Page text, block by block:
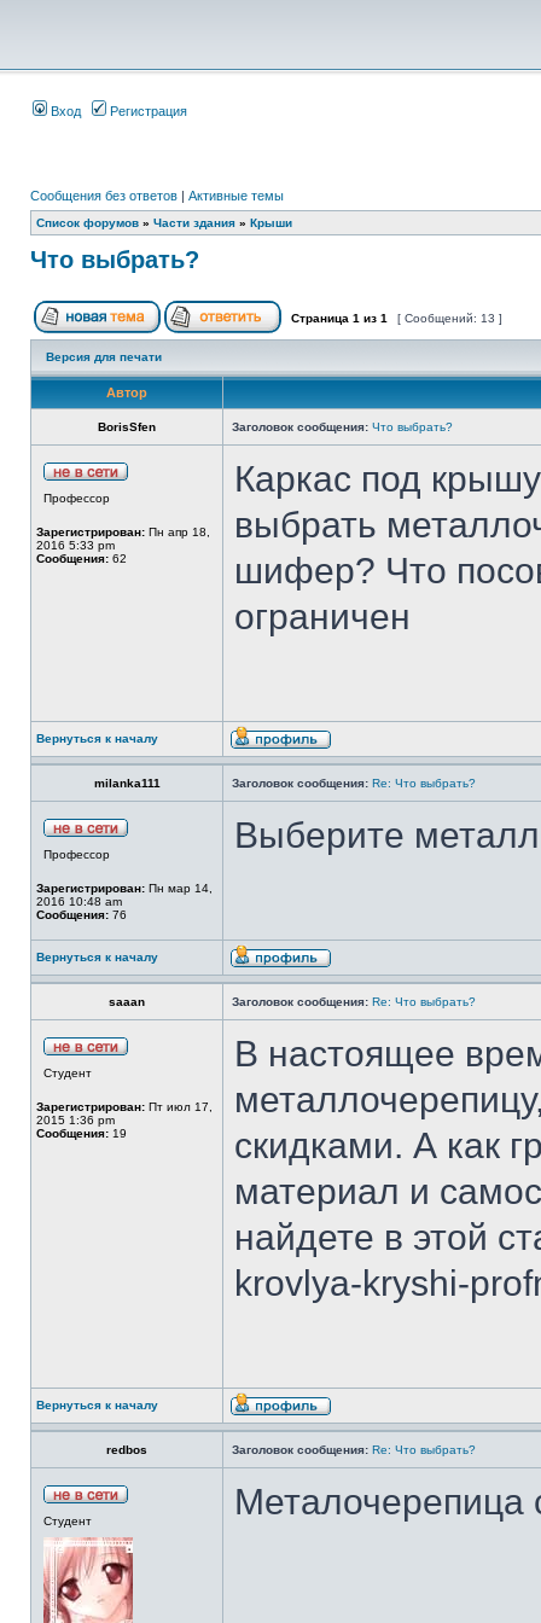
Вход Регистрация
Сообщения без ответов | Активные темы
Список форумов » Части здания » Крыши
Что выбрать?
Страница 1 из 1 [ Сообщений: 13 ]
Версия для печати
Автор
BorisSfen Заголовок сообщения: Что выбрать?
Профессор
Зарегистрирован: Пн апр 18,
2016 5:33 pm
Сообщения: 62
Каркас под
выбрать
шифер? Что
ограничен
Вернуться к началу
milanka111 Заголовок сообщения: Re: Что выбрать?
Профессор
Зарегистрирован: Пн мар 14,
2016 10:48 am
Сообщения: 76
Выберите
Вернуться к началу
saaan Заголовок сообщения: Re: Что выбрать?
Студент
Зарегистрирован: Пт июл 17,
2015 1:36 pm
Сообщения: 19
В настоящее
скидками. А как
материал и
найдете в этой
krovlya-kryshi-
Вернуться к началу
redbos Заголовок сообщения: Re: Что выбрать?
Студент